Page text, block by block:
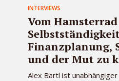
INTERVIEWS
Vom
Finanzplanung,
und der Mut zu
Alex Bartl ist